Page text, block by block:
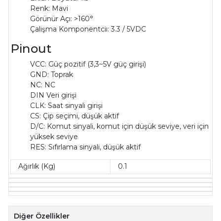
Renk: Mavi
Görünür Açı: >160°
Çalışma Komponentciı: 3.3 / 5VDC
Pinout
VCC: Güç pozitif (3,3~5V güç girişi)
GND: Toprak
NC: NC
DIN Veri girişi
CLK: Saat sinyali girişi
CS: Çip seçimi, düşük aktif
D/C: Komut sinyali, komut için düşük seviye, veri için
yüksek seviye
RES: Sıfırlama sinyali, düşük aktif
Ağırlık (Kg) 0.1
Diğer Özellikler